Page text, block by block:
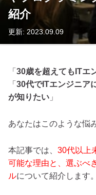
紹介
更新: 2023.09.09
「 30歳を超えてもITエ
「 30代でITエンジニア
が知りたい 」
あなたはこのような悩
本記事では、 30代以上
可能な理由と、選ぶべ
ルについて紹介します。